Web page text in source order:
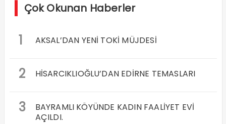
Çok Okunan Haberler
1 AKSAL’DAN YENİ TOKİ MÜJDESİ
2 HİSARCIKLIOĞLU’DAN EDİRNE TEMASLARI
3
BAYRAMLI KÖYÜNDE KADIN FAALİYET EVİ
AÇILDI.